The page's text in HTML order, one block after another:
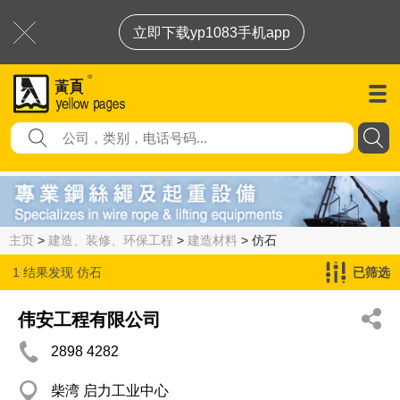
立即下载yp1083手机app
主页 > 建造、装修、环保工程 > 建造材料 > 仿石
1 结果发现 仿石 已筛选
伟安工程有限公司
2898 4282
柴湾 启力工业中心